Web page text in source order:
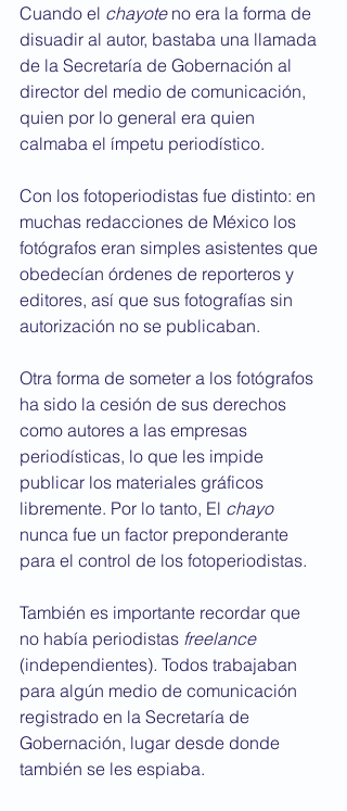
Cuando el chayote no era la forma de
disuadir al autor, bastaba una llamada
de la Secretaría de Gobernación al
director del medio de comunicación,
quien por lo general era quien
calmaba el ímpetu periodístico.
Con los fotoperiodistas fue distinto: en
muchas redacciones de México los
fotógrafos eran simples asistentes que
obedecían órdenes de reporteros y
editores, así que sus fotografías sin
autorización no se publicaban.
Otra forma de someter a los fotógrafos
ha sido la cesión de sus derechos
como autores a las empresas
periodísticas, lo que les impide
publicar los materiales gráficos
libremente. Por lo tanto, El chayo
nunca fue un factor preponderante
para el control de los fotoperiodistas.
También es importante recordar que
no había periodistas freelance
(independientes). Todos trabajaban
para algún medio de comunicación
registrado en la Secretaría de
Gobernación, lugar desde donde
también se les espiaba.